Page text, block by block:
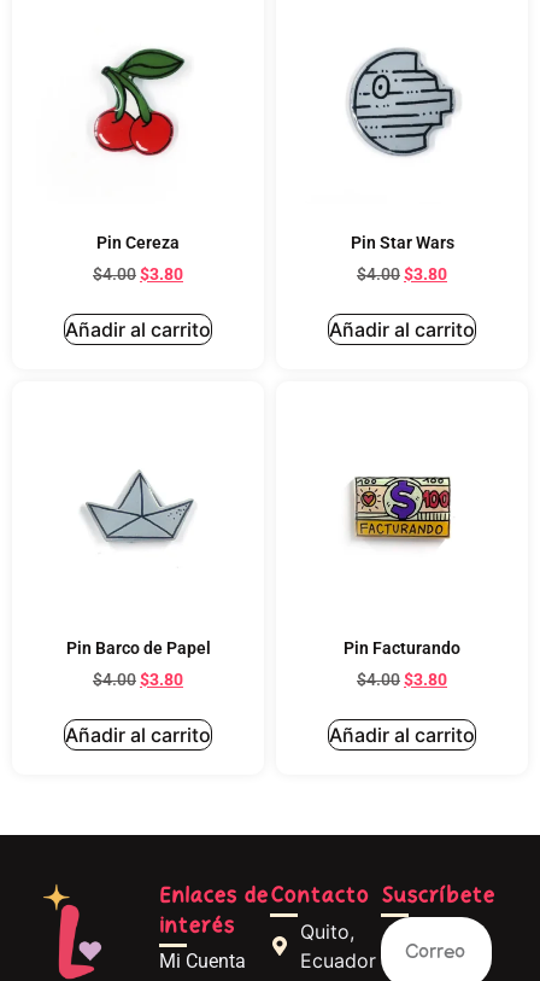
Pin Cereza
$4.00$3.80
Añadir al carrito
Pin Star Wars
$4.00$3.80
Añadir al carrito
Pin Barco de Papel
$4.00$3.80
Añadir al carrito
Pin Facturando
$4.00$3.80
Añadir al carrito
Enlaces de
interés
Mi Cuenta
Contacto
Quito,
Ecuador
Suscríbete